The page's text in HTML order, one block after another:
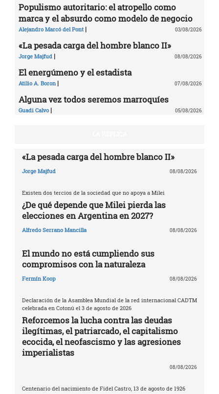
Populismo autoritario: el atropello como
marca y el absurdo como modelo de negocio
Alejandro Marcó del Pont | 03/08/2026
«La pesada carga del hombre blanco II»
Jorge Majfud | 08/08/2026
El energúmeno y el estadista
Atilio A. Boron | 07/08/2026
Alguna vez todos seremos marroquíes
Guadi Calvo | 05/08/2026
«La pesada carga del hombre blanco II»
Jorge Majfud 08/08/2026
Existen dos tercios de la sociedad que no apoya a Milei
¿De qué depende que Milei pierda las
elecciones en Argentina en 2027?
Alfredo Serrano Mancilla 08/08/2026
El mundo no está cumpliendo sus
compromisos con la naturaleza
Fermín Koop 08/08/2026
Declaración de la Asamblea Mundial de la red internacional CADTM
celebrada en Cotonú el 3 de agosto de 2026
Reforcemos la lucha contra las deudas
ilegítimas, el patriarcado, el capitalismo
ecocida, el neofascismo y las agresiones
imperialistas
08/08/2026
Centenario del nacimiento de Fidel Castro, 13 de agosto de 1926